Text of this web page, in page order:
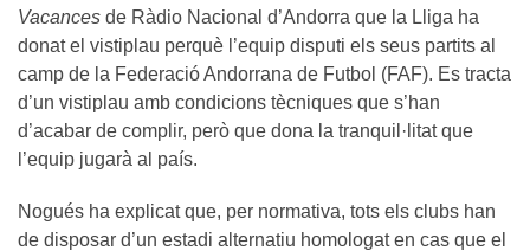
Vacances de Ràdio Nacional d’Andorra que la Lliga ha
donat el vistiplau perquè l’equip disputi els seus partits al
camp de la Federació Andorrana de Futbol (FAF). Es tracta
d’un vistiplau amb condicions tècniques que s’han
d’acabar de complir, però que dona la tranquil·litat que
l’equip jugarà al país.
Nogués ha explicat que, per normativa, tots els clubs han
de disposar d’un estadi alternatiu homologat en cas que el